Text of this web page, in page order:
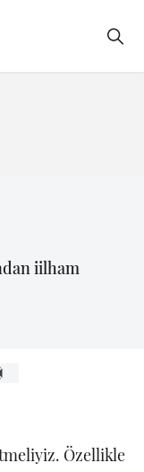
iilham
Özellikle